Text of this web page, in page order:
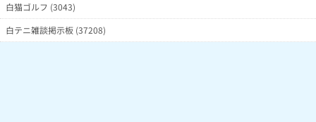
白猫ゴルフ (3043)
白テニ雑談掲示板 (37208)